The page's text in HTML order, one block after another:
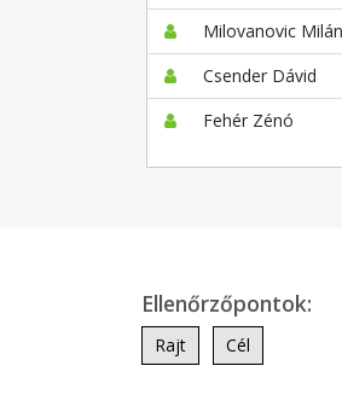
Milovanovic Milán
Csender Dávid
Fehér Zénó
Ellenőrzőpontok:
Rajt Cél